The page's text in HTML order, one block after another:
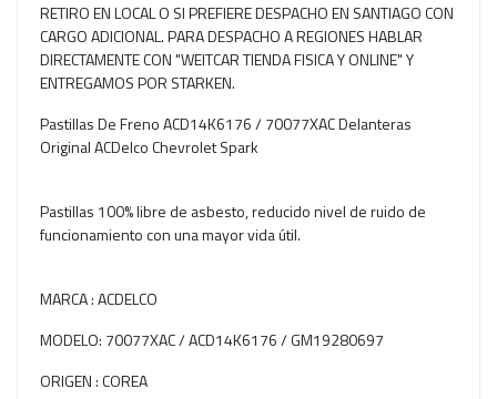
RETIRO EN LOCAL O SI PREFIERE DESPACHO EN SANTIAGO CON
CARGO ADICIONAL. PARA DESPACHO A REGIONES HABLAR
DIRECTAMENTE CON "WEITCAR TIENDA FISICA Y ONLINE" Y
ENTREGAMOS POR STARKEN.
Pastillas De Freno ACD14K6176 / 70077XAC Delanteras
Original ACDelco Chevrolet Spark
Pastillas 100% libre de asbesto, reducido nivel de ruido de
funcionamiento con una mayor vida útil.
MARCA : ACDELCO
MODELO: 70077XAC / ACD14K6176 / GM19280697
ORIGEN : COREA